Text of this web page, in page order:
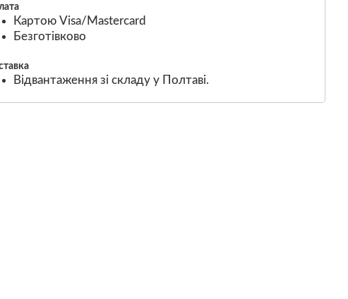
Картою Visa/Mastercard
Безготівково
Відвантаження зі складу у Полтаві.